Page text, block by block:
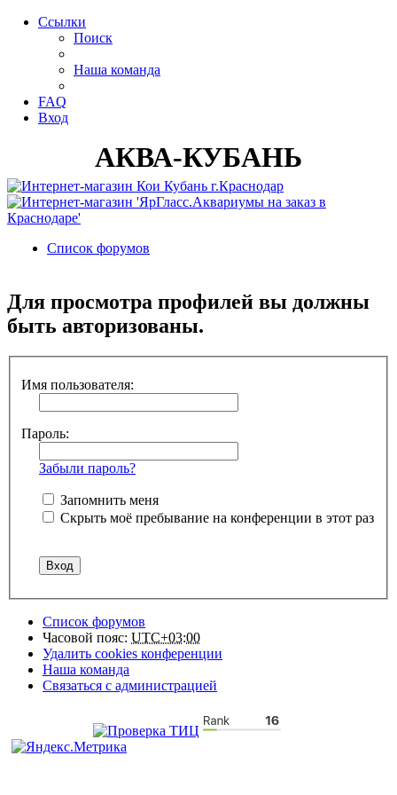
Ссылки
Поиск
Наша команда
FAQ
Вход
АКВА-КУБАНЬ
Список форумов
Для просмотра профилей вы должны
быть авторизованы.
Имя пользователя:
Пароль:
Забыли пароль?
Запомнить меня
Скрыть моё пребывание на конференции в этот раз
Список форумов
Часовой пояс: UTC+03:00
Удалить cookies конференции
Наша команда
Связаться с администрацией